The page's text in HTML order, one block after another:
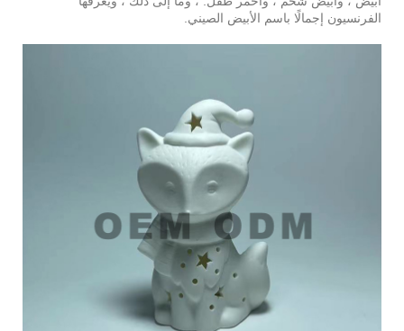
الفرنسيون إجمالًا باسم الأبيض الصيني.